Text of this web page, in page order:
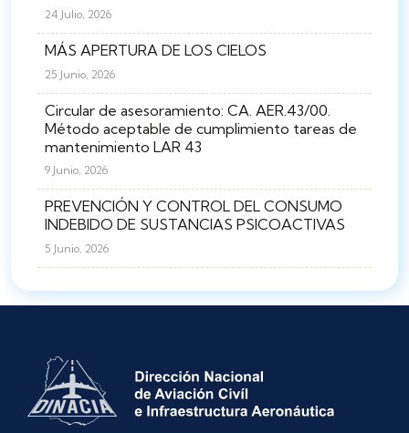
24 Julio, 2026
MÁS APERTURA DE LOS CIELOS
25 Junio, 2026
Circular de asesoramiento: CA. AER.43/00.
Método aceptable de cumplimiento tareas de
mantenimiento LAR 43
9 Junio, 2026
PREVENCIÓN Y CONTROL DEL CONSUMO
INDEBIDO DE SUSTANCIAS PSICOACTIVAS
5 Junio, 2026